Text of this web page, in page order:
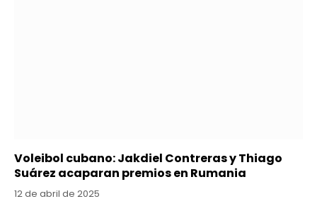
Voleibol cubano: Jakdiel Contreras y Thiago
Suárez acaparan premios en Rumania
12 de abril de 2025